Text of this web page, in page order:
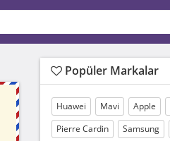
Popüler Markalar
Huawei Mavi Apple
Pierre Cardin
Samsung